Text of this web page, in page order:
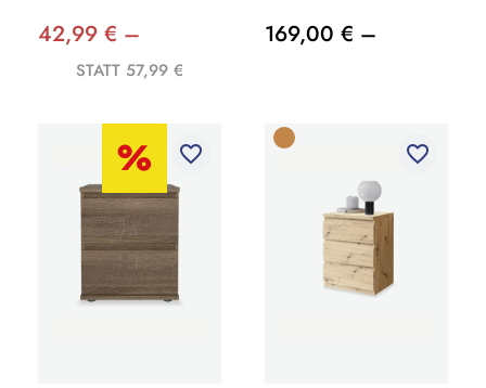
42,99 € –
STATT 57,99 €
169,00 € –
favorite_border favorite_border